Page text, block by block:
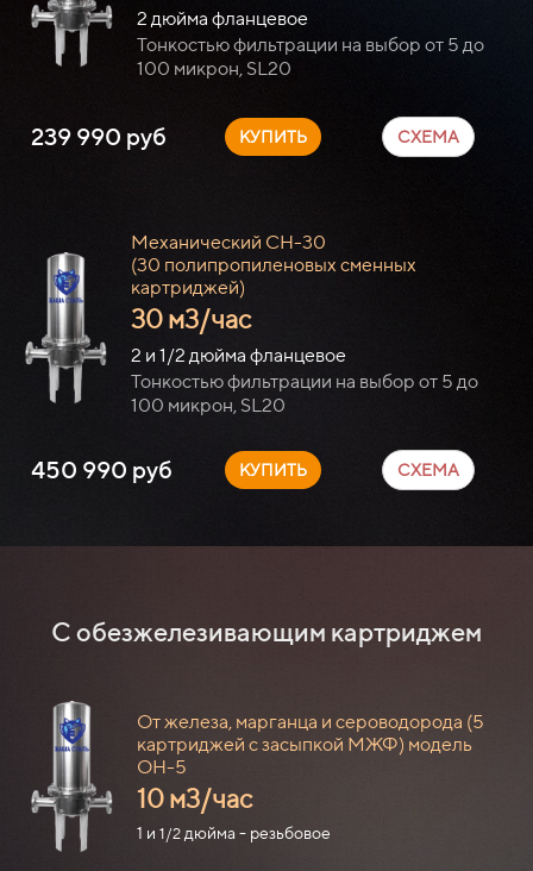
2 дюйма фланцевое
Тонкостью фильтрации на выбор от 5 до
100 микрон, SL20
239 990 руб КУПИТЬ СХЕМА
Механический СН-30
(30 полипропиленовых сменных
картриджей)
30 м3/час
2 и 1/2 дюйма фланцевое
Тонкостью фильтрации на выбор от 5 до
100 микрон, SL20
450 990 руб КУПИТЬ СХЕМА
С обезжелезивающим картриджем
От железа, марганца и сероводорода (5
картриджей с засыпкой МЖФ) модель
ОН-5
10 м3/час
1 и 1/2 дюйма - резьбовое